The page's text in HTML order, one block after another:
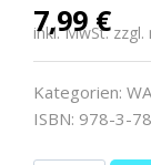
7,99€
inkl. MwSt.
Kategorien:
ISBN: 978-3-